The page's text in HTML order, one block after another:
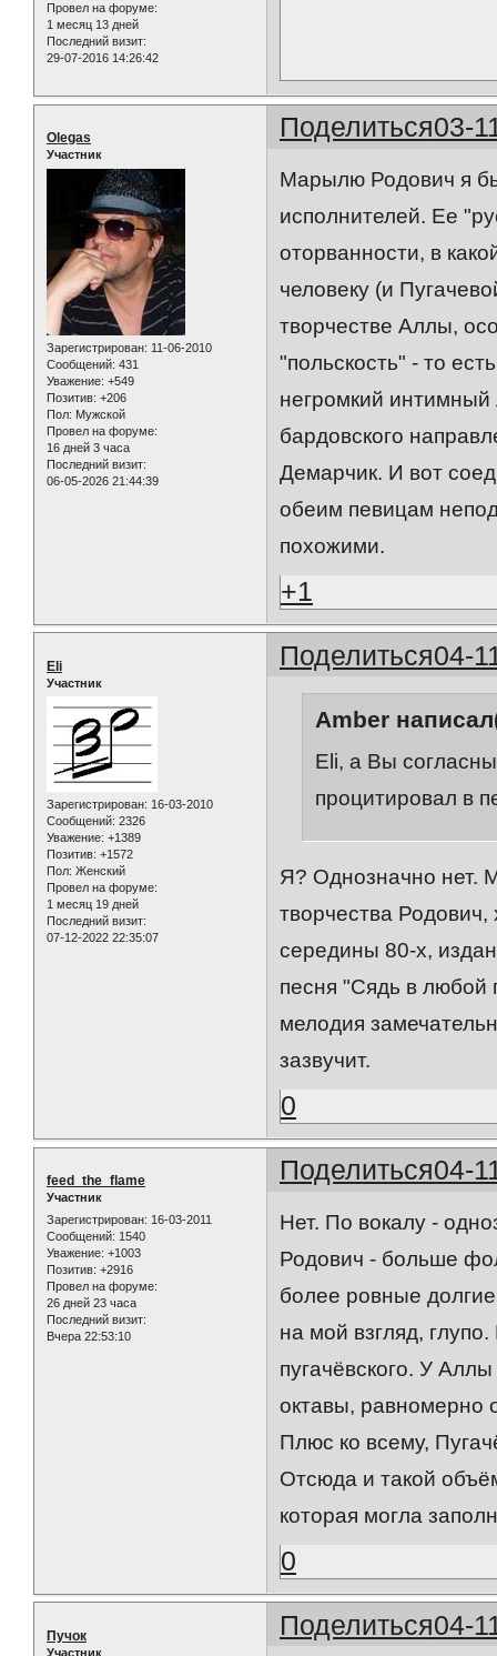
Провел на форуме:
1 месяц 13 дней
Последний визит:
29-07-2016 14:26:42
Поделиться03-
Olegas
Участник
Зарегистрирован: 11-06-2010
Сообщений: 431
Уважение: +549
Позитив: +206
Пол: Мужской
Провел на форуме:
16 дней 3 часа
Последний визит:
06-05-2026 21:44:39
Марылю Родович я
исполнителей. Ее
оторванности, в
человеку (и
творчестве Аллы,
"польскость" - то
негромкий интимный
бардовского
Демарчик. И вот
обеим певицам
похожими.
+1
Поделиться04-
Eli
Участник
Зарегистрирован: 16-03-2010
Сообщений: 2326
Уважение: +1389
Позитив: +1572
Пол: Женский
Провел на форуме:
1 месяц 19 дней
Последний визит:
07-12-2022 22:35:07
Amber
Eli, а Вы
процитировал в
Я? Однозначно нет.
творчества Родович,
середины 80-х,
песня "Сядь в любой
мелодия
зазвучит.
0
Поделиться04-
feed_the_flame
Участник
Зарегистрирован: 16-03-2011
Сообщений: 1540
Уважение: +1003
Позитив: +2916
Провел на форуме:
26 дней 23 часа
Последний визит:
Вчера 22:53:10
Нет. По вокалу -
Родович - больше
более ровные
на мой взгляд,
пугачёвского. У
октавы, равномерно
Плюс ко всему,
Отсюда и такой
которая могла
0
Поделиться04-
Пучок
Участник